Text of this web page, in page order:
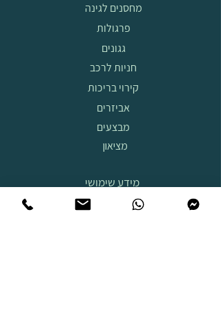
מחסנים לגינה
פרגולות
גגונים
חניות לרכב
קירוי בריכות
אביזרים
מבצעים
מציאון
מידע שימושי